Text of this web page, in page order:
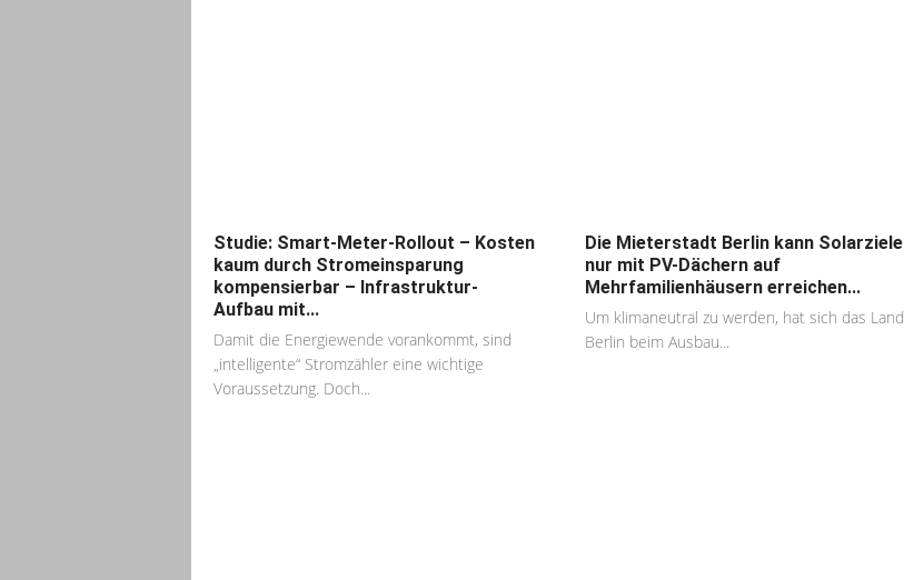
Studie: Smart-Meter-Rollout – Kosten
kaum durch Stromeinsparung
kompensierbar – Infrastruktur-
Aufbau mit...
Damit die Energiewende vorankommt, sind
„intelligente“ Stromzähler eine wichtige
Voraussetzung. Doch...
Die Mieterstadt Berlin kann Solarziele
nur mit PV-Dächern auf
Mehrfamilienhäusern erreichen...
Um klimaneutral zu werden, hat sich das Land
Berlin beim Ausbau...